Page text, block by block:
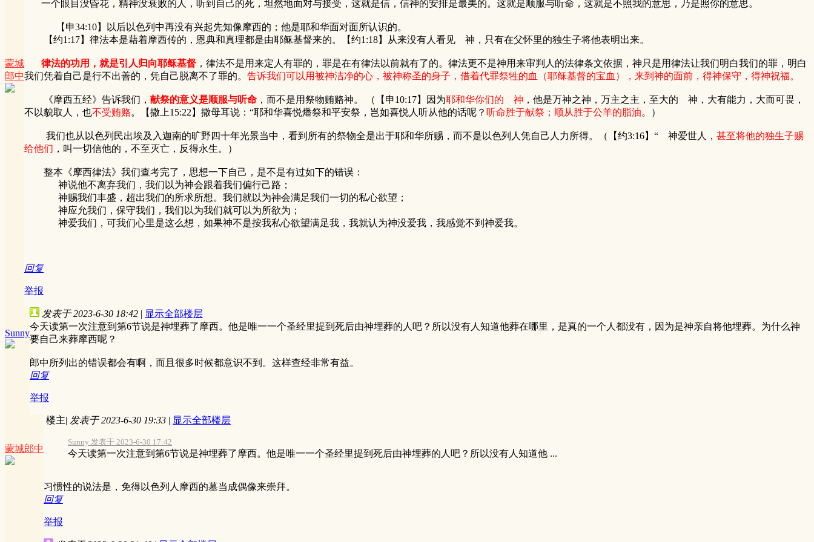
蒙城
郎中
一个眼目没昏花，精神没衰败的人，听到自己的死，坦然地面对与接受，这就是信，信神的安排是最美的。这就是顺服与听命，这就是不照我的意思，乃是照你的意思。
【申34:10】以后以色列中再没有兴起先知像摩西的；他是耶和华面对面所认识的。
【约1:17】律法本是藉着摩西传的，恩典和真理都是由耶稣基督来的。【约1:18】从来没有人看见 神，只有在父怀里的独生子将他表明出来。
律法的功用，就是引人归向耶稣基督 ，律法不是用来定人有罪的，罪是在有律法以前就有了的。律法更不是神用来审判人的法律条文依据，神只是用律法让我们明白我们的罪，明白
我们凭着自己是行不出善的，凭自己脱离不了罪的。 告诉我们可以用被神洁净的心，被神称圣的身子，借着代罪祭牲的血（耶稣基督的宝血），来到神的面前，得神保守，得神祝福。
《摩西五经》告诉我们， 献祭的意义是顺服与听命 ，而不是用祭物贿赂神。 （【申10:17】因为耶和华你们的 神 ，他是万神之神，万主之主，至大的 神，大有能力，大而可畏，
不以貌取人，也不受贿赂。【撒上15:22】撒母耳说：“耶和华喜悦燔祭和平安祭，岂如喜悦人听从他的话呢？ 听命胜于献祭；顺从胜于公羊的脂油。）
我们也从以色列民出埃及入迦南的旷野四十年光景当中，看到所有的祭物全是出于耶和华所赐，而不是以色列人凭自己人力所得。（【约3:16】“ 神爱世人， 甚至将他的独生子赐
给他们 ，叫一切信他的，不至灭亡，反得永生。）
整本《摩西律法》我们查考完了，思想一下自己，是不是有过如下的错误：
神说他不离弃我们，我们以为神会跟着我们偏行己路；
神赐我们丰盛，超出我们的所求所想。我们就以为神会满足我们一切的私心欲望；
神应允我们，保守我们，我们以为我们就可以为所欲为；
神爱我们，可我们心里是这么想，如果神不是按我私心欲望满足我，我就认为神没爱我，我感觉不到神爱我。
回复
举报
Sunny
发表于 2023-6-30 18:42 | 显示全部楼层
今天读第一次注意到第6节说是神埋葬了摩西。他是唯一一个圣经里提到死后由神埋葬的人吧？所以没有人知道他葬在哪里，是真的一个人都没有，因为是神亲自将他埋葬。为什么神
要自己来葬摩西呢？
郎中所列出的错误都会有啊，而且很多时候都意识不到。这样查经非常有益。
回复
举报
蒙城郎中
楼主| 发表于 2023-6-30 19:33 | 显示全部楼层
Sunny 发表于 2023-6-30 17:42
今天读第一次注意到第6节说是神埋葬了摩西。他是唯一一个圣经里提到死后由神埋葬的人吧？所以没有人知道他 ...
习惯性的说法是，免得以色列人摩西的墓当成偶像来崇拜。
回复
举报